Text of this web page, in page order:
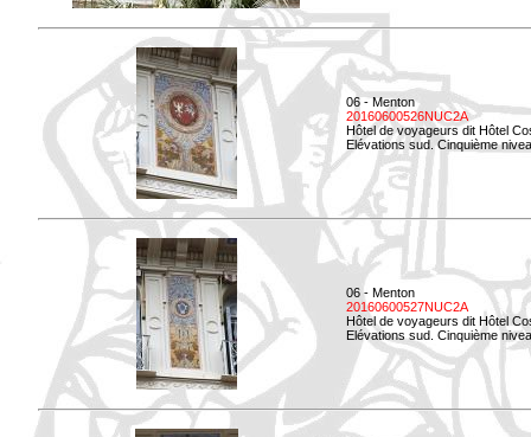
06 - Menton
20160600526NUC2A
Hôtel de voyageurs dit Hôtel
Elévations sud. Cinquième
06 - Menton
20160600527NUC2A
Hôtel de voyageurs dit Hôtel
Elévations sud. Cinquième